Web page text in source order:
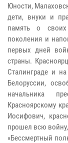
Юности,
дети, внуки и
память о своих
поколения и
первых дней
страны.
Сталинграде и
Белоруссии,
начальника
Красноярскому
Иосифович,
прошел всю
«Бессмертный